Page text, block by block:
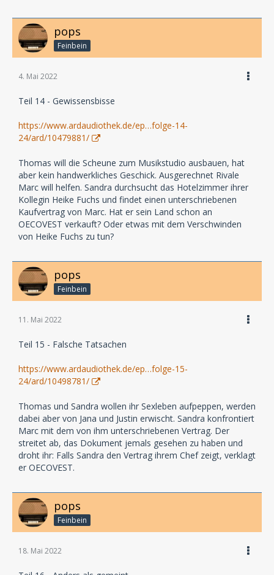
pops
Feinbein
4. Mai 2022
Teil 14 - Gewissensbisse
https://www.ardaudiothek.de/ep…folge-14-
24/ard/10479881/
Thomas will die Scheune zum Musikstudio ausbauen, hat
aber kein handwerkliches Geschick. Ausgerechnet Rivale
Marc will helfen. Sandra durchsucht das Hotelzimmer ihrer
Kollegin Heike Fuchs und findet einen unterschriebenen
Kaufvertrag von Marc. Hat er sein Land schon an
OECOVEST verkauft? Oder etwas mit dem Verschwinden
von Heike Fuchs zu tun?
pops
Feinbein
11. Mai 2022
Teil 15 - Falsche Tatsachen
https://www.ardaudiothek.de/ep…folge-15-
24/ard/10498781/
Thomas und Sandra wollen ihr Sexleben aufpeppen, werden
dabei aber von Jana und Justin erwischt. Sandra konfrontiert
Marc mit dem von ihm unterschriebenen Vertrag. Der
streitet ab, das Dokument jemals gesehen zu haben und
droht ihr: Falls Sandra den Vertrag ihrem Chef zeigt, verklagt
er OECOVEST.
pops
Feinbein
18. Mai 2022